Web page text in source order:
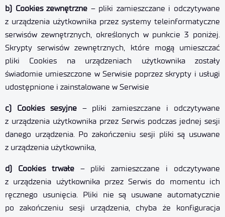
b) Cookies zewnętrzne – pliki zamieszczane i odczytywane
z urządzenia użytkownika przez systemy teleinformatyczne
serwisów zewnętrznych, określonych w punkcie 3 poniżej.
Skrypty serwisów zewnętrznych, które mogą umieszczać
pliki Cookies na urządzeniach użytkownika zostały
świadomie umieszczone w Serwisie poprzez skrypty i usługi
udostępnione i zainstalowane w Serwisie
c) Cookies sesyjne– pliki zamieszczane i odczytywane
z urządzenia użytkownika przez Serwis podczas jednej sesji
danego urządzenia. Po zakończeniu sesji pliki są usuwane
z urządzenia użytkownika,
d) Cookies trwałe – pliki zamieszczane i odczytywane
z urządzenia użytkownika przez Serwis do momentu ich
ręcznego usunięcia. Pliki nie są usuwane automatycznie
po zakończeniu sesji urządzenia, chyba że konfiguracja